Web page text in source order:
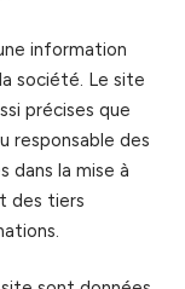
information
société. Le site
précises que
responsable des
dans la mise à
des tiers